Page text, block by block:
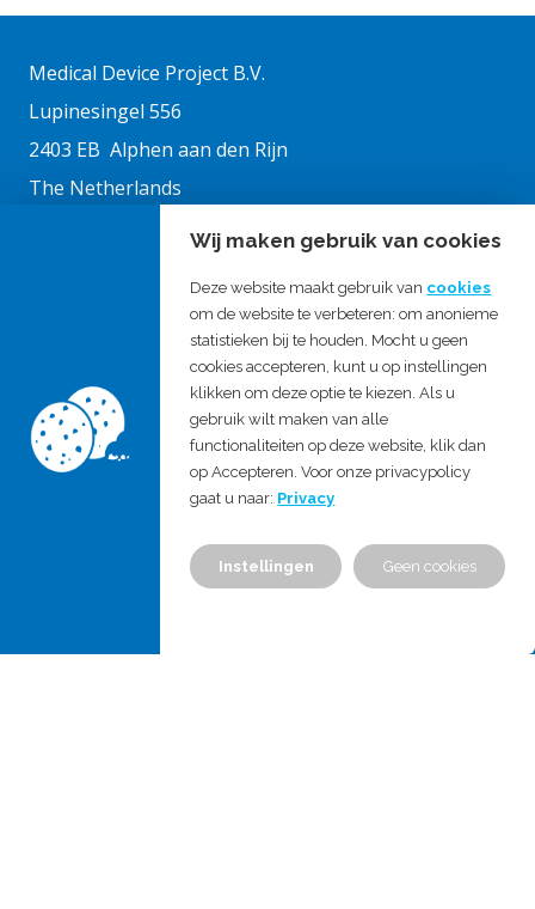
Medical Device Project B.V.
Lupinesingel 556
2403 EB Alphen aan den Rijn
The Netherlands
VAT no.: NL819900473B01
Medical Device Active B.V.
T: +31 172 421303
info@mdproject.nl
Chamber of commerce: 555778310
Wij maken gebruik van cookies
Deze website maakt gebruik van cookies
om de website te verbeteren: om anonieme
statistieken bij te houden. Mocht u geen
cookies accepteren, kunt u op instellingen
klikken om deze optie te kiezen. Als u
gebruik wilt maken van alle
functionaliteiten op deze website, klik dan
op Accepteren. Voor onze privacypolicy
gaat u naar: Privacy
Instellingen Geen cookies